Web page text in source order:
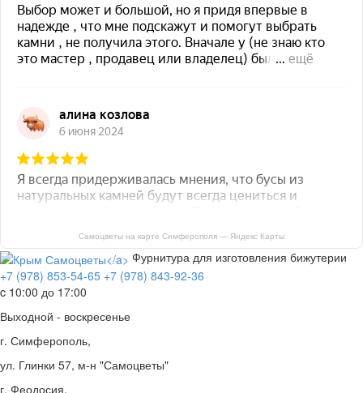
Самоцветы на карте Симферополя — Яндекс Карты
Фурнитура для изготовления бижутерии
+7 (978) 853-54-65 +7 (978) 843-92-36
c 10:00 до 17:00
Выходной - воскресенье
г. Симферополь,
ул. Глинки 57, м-н "Самоцветы"
г. Феодосия,